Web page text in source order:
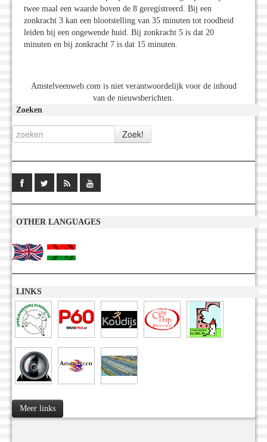
twee maal een waarde boven de 8 geregistreerd. Bij een
zonkracht 3 kan een blootstelling van 35 minuten tot roodheid
leiden bij een ongewende huid. Bij zonkracht 5 is dat 20
minuten en bij zonkracht 7 is dat 15 minuten.
Amstelveenweb.com is niet verantwoordelijk voor de inhoud
van de nieuwsberichten.
Zoeken
OTHER LANGUAGES
LINKS
Meer links